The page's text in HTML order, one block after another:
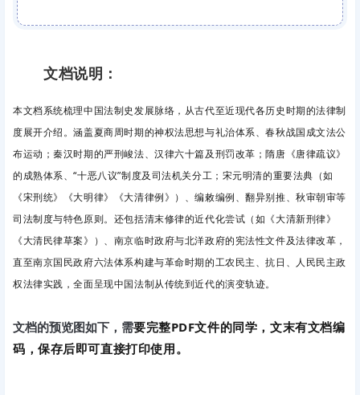
文档说明：
本文档系统梳理中国法制史发展脉络，从古代至近现代各历史时期的法律制
度展开介绍。涵盖夏商周时期的神权法思想与礼治体系、春秋战国成文法公
布运动；秦汉时期的严刑峻法、汉律六十篇及刑罚改革；隋唐《唐律疏议》
的成熟体系、“十恶八议”制度及司法机关分工；宋元明清的重要法典（如
《宋刑统》《大明律》《大清律例》）、编敕编例、翻异别推、秋审朝审等
司法制度与特色原则。还包括清末修律的近代化尝试（如《大清新刑律》
《大清民律草案》）、南京临时政府与北洋政府的宪法性文件及法律改革，
直至南京国民政府六法体系构建与革命时期的工农民主、抗日、人民民主政
权法律实践，全面呈现中国法制从传统到近代的演变轨迹。
文档的预览图如下，需要完整PDF文件的同学，文末有文档编
码，保存后即可直接打印使用。